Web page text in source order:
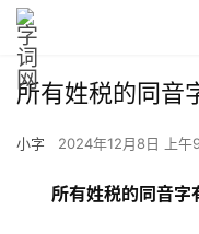
所有姓税的同音
小字 2024年12月8日 上午
所有姓税的同音字